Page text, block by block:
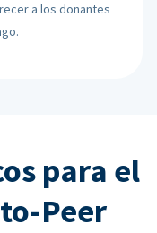
a los donantes
para el
Peer